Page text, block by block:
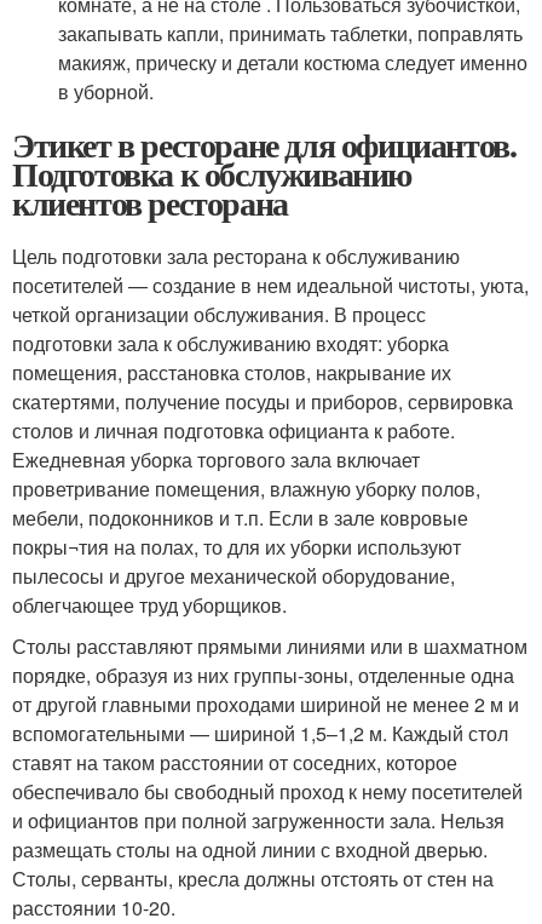
закапывать капли, принимать таблетки, поправлять
макияж, прическу и детали костюма следует именно
в уборной.
Этикет в ресторане для официантов.
Подготовка к обслуживанию
клиентов ресторана
Цель подготовки зала ресторана к обслуживанию
посетителей — создание в нем идеальной чистоты, уюта,
четкой организации обслуживания. В процесс
подготовки зала к обслуживанию входят: уборка
помещения, расстановка столов, накрывание их
скатертями, получение посуды и приборов, сервировка
столов и личная подготовка официанта к работе.
Ежедневная уборка торгового зала включает
проветривание помещения, влажную уборку полов,
мебели, подоконников и т.п. Если в зале ковровые
покры¬тия на полах, то для их уборки используют
пылесосы и другое механической оборудование,
облегчающее труд уборщиков.
Столы расставляют прямыми линиями или в шахматном
порядке, образуя из них группы-зоны, отделенные одна
от другой главными проходами шириной не менее 2 м и
вспомогательными — шириной 1,5–1,2 м. Каждый стол
ставят на таком расстоянии от соседних, которое
обеспечивало бы свободный проход к нему посетителей
и официантов при полной загруженности зала. Нельзя
размещать столы на одной линии с входной дверью.
Столы, серванты, кресла должны отстоять от стен на
расстоянии 10-20.